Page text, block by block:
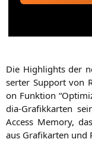
Die High­lights der
ser­ter Sup­port von
on Funk­ti­on
dia-Gra­fik­kar­ten
Access Memo­ry,
aus Gra­fi­kar­ten und